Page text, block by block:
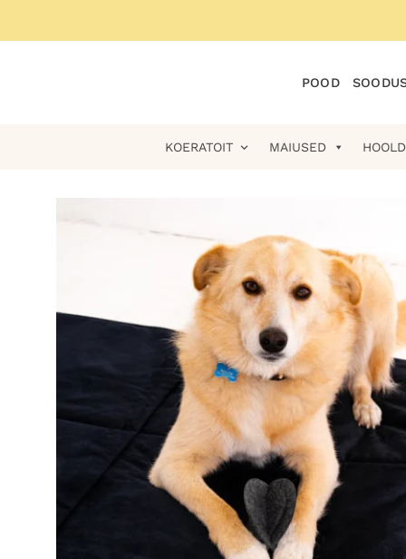
POOD
KOERATOIT MAIUSED